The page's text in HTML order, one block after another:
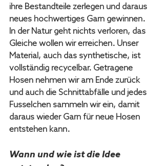
ihre Bestandteile zerlegen und daraus
neues hochwertiges Garn gewinnen.
In der Natur geht nichts verloren, das
Gleiche wollen wir erreichen. Unser
Material, auch das synthetische, ist
vollständig recycelbar. Getragene
Hosen nehmen wir am Ende zurück
und auch die Schnittabfälle und jedes
Fusselchen sammeln wir ein, damit
daraus wieder Garn für neue Hosen
entstehen kann.
Wann und wie ist die Idee